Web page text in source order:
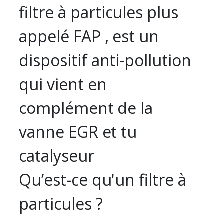
filtre à particules plus
appelé FAP , est un
dispositif anti-pollution
qui vient en
complément de la
vanne EGR et tu
catalyseur
Qu’est-ce qu'un filtre à
particules ?